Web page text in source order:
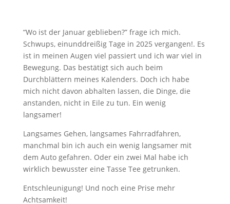
“Wo ist der Januar geblieben?” frage ich mich.
Schwups, einunddreißig Tage in 2025 vergangen!. Es
ist in meinen Augen viel passiert und ich war viel in
Bewegung. Das bestätigt sich auch beim
Durchblättern meines Kalenders. Doch ich habe
mich nicht davon abhalten lassen, die Dinge, die
anstanden, nicht in Eile zu tun. Ein wenig
langsamer!
Langsames Gehen, langsames Fahrradfahren,
manchmal bin ich auch ein wenig langsamer mit
dem Auto gefahren. Oder ein zwei Mal habe ich
wirklich bewusster eine Tasse Tee getrunken.
Entschleunigung! Und noch eine Prise mehr
Achtsamkeit!